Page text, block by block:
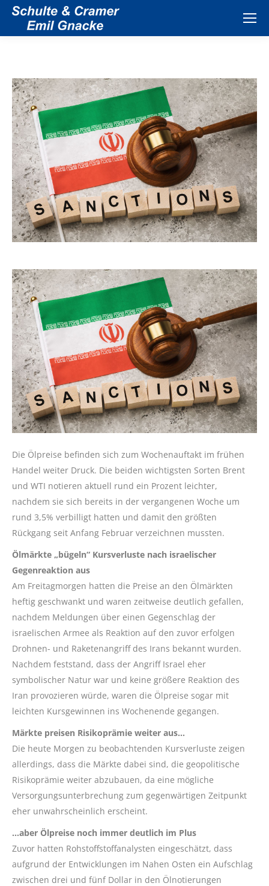
Die Ölpreise befinden sich zum Wochenauftakt im frühen
Handel weiter Druck. Die beiden wichtigsten Sorten Brent
und WTI notieren aktuell rund ein Prozent leichter,
nachdem sie sich bereits in der vergangenen Woche um
rund 3,5% verbilligt hatten und damit den größten
Rückgang seit Anfang Februar verzeichnen mussten.
Ölmärkte „bügeln“ Kursverluste nach israelischer
Gegenreaktion aus
Am Freitagmorgen hatten die Preise an den Ölmärkten
heftig geschwankt und waren zeitweise deutlich gefallen,
nachdem Meldungen über einen Gegenschlag der
israelischen Armee als Reaktion auf den zuvor erfolgen
Drohnen- und Raketenangriff des Irans bekannt wurden.
Nachdem feststand, dass der Angriff Israel eher
symbolischer Natur war und keine größere Reaktion des
Iran provozieren würde, waren die Ölpreise sogar mit
leichten Kursgewinnen ins Wochenende gegangen.
Märkte preisen Risikoprämie weiter aus…
Die heute Morgen zu beobachtenden Kursverluste zeigen
allerdings, dass die Märkte dabei sind, die geopolitische
Risikoprämie weiter abzubauen, da eine mögliche
Versorgungsunterbrechung zum gegenwärtigen Zeitpunkt
eher unwahrscheinlich erscheint.
…aber Ölpreise noch immer deutlich im Plus
Zuvor hatten Rohstoffstoffanalysten eingeschätzt, dass
aufgrund der Entwicklungen im Nahen Osten ein Aufschlag
zwischen drei und fünf Dollar in den Ölnotierungen